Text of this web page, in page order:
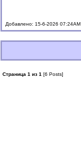
Добавлено: 15-6-2026 07:24AM
Страница 1 из 1 [6 Posts]